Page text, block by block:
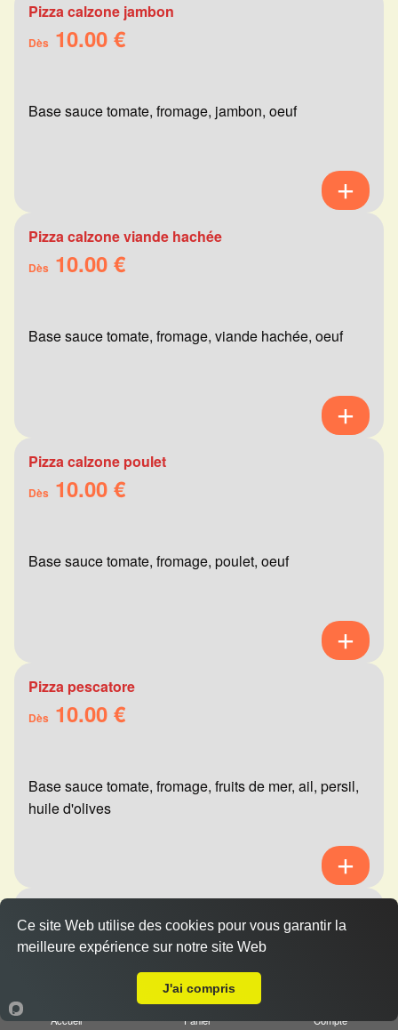
Pizza calzone jambon
Dès 10.00 €
Base sauce tomate, fromage, jambon, oeuf
Pizza calzone viande hachée
Dès 10.00 €
Base sauce tomate, fromage, viande hachée, oeuf
Pizza calzone poulet
Dès 10.00 €
Base sauce tomate, fromage, poulet, oeuf
Pizza pescatore
Dès 10.00 €
Base sauce tomate, fromage, fruits de mer, ail, persil,
huile d'olives
Dès10.00 €
Base sauce tomate, fromage, viande hachée,
Accueil Panier Compte
Ce site Web utilise des cookies pour vous garantir la
meilleure expérience sur notre site Web
J'ai compris